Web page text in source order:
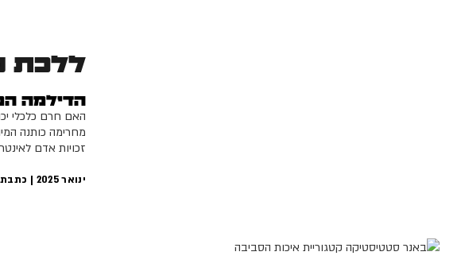
ללכת
הדילמה
מחרימה כותנה
זכויות אדם
ינואר 2025 | כתבת אורחת |